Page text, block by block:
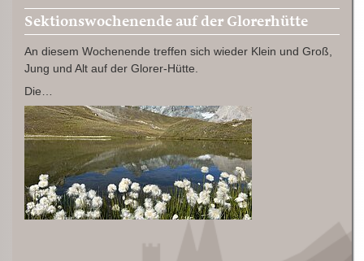
Sektionswochenende auf der Glorerhütte
An diesem Wochenende treffen sich wieder Klein und Groß,
Jung und Alt auf der Glorer-Hütte.
Die…